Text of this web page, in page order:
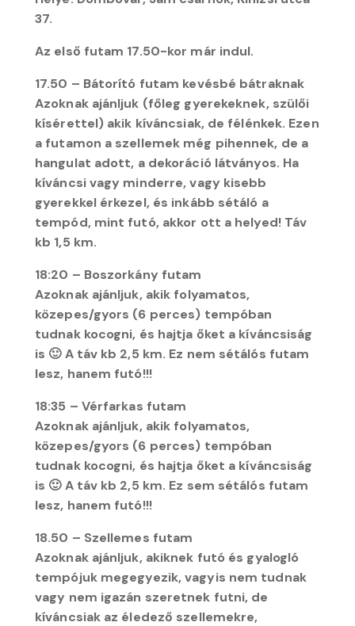
37.
Az első futam 17.50-kor már indul.
17.50 – Bátorító futam kevésbé bátraknak
Azoknak ajánljuk (főleg gyerekeknek, szülői
kísérettel) akik kíváncsiak, de félénkek. Ezen
a futamon a szellemek még pihennek, de a
hangulat adott, a dekoráció látványos. Ha
kíváncsi vagy minderre, vagy kisebb
gyerekkel érkezel, és inkább sétáló a
tempód, mint futó, akkor ott a helyed! Táv
kb 1,5 km.
18:20 – Boszorkány futam
Azoknak ajánljuk, akik folyamatos,
közepes/gyors (6 perces) tempóban
tudnak kocogni, és hajtja őket a kíváncsiság
is 🙂 A táv kb 2,5 km. Ez nem sétálós futam
lesz, hanem futó!!!
18:35 – Vérfarkas futam
Azoknak ajánljuk, akik folyamatos,
közepes/gyors (6 perces) tempóban
tudnak kocogni, és hajtja őket a kíváncsiság
is 🙂 A táv kb 2,5 km. Ez sem sétálós futam
lesz, hanem futó!!!
18.50 – Szellemes futam
Azoknak ajánljuk, akiknek futó és gyalogló
tempójuk megegyezik, vagyis nem tudnak
vagy nem igazán szeretnek futni, de
kíváncsiak az éledező szellemekre,